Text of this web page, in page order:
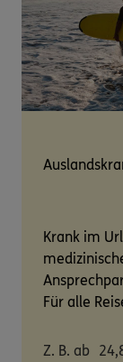
Krank im
Für alle
Z. B. ab